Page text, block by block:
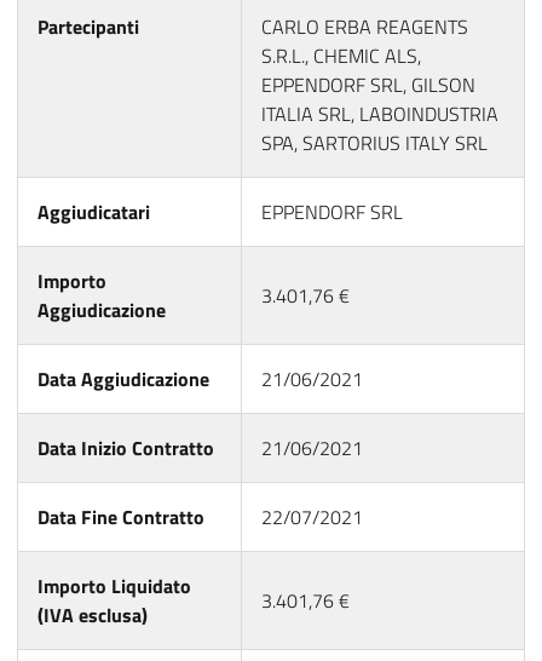
Partecipanti
CARLO ERBA REAGENTS
S.R.L., CHEMIC ALS,
EPPENDORF SRL, GILSON
ITALIA SRL, LABOINDUSTRIA
SPA, SARTORIUS ITALY SRL
Aggiudicatari EPPENDORF SRL
Importo
Aggiudicazione
3.401,76 €
Data Aggiudicazione 21/06/2021
Data Inizio Contratto 21/06/2021
Data Fine Contratto 22/07/2021
Importo Liquidato
(IVA esclusa)
3.401,76 €